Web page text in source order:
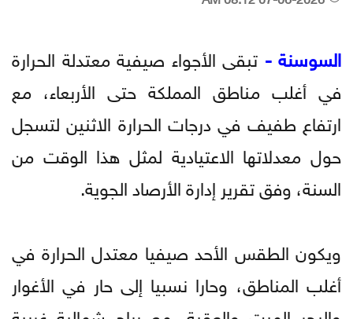
السوسنة - تبقى الأجواء صيفية معتدلة الحرارة
في أغلب مناطق المملكة حتى الأربعاء، مع
ارتفاع طفيف في درجات الحرارة الاثنين لتسجل
حول معدلاتها الاعتيادية لمثل هذا الوقت من
السنة، وفق تقرير إدارة الأرصاد الجوية.
ويكون الطقس الأحد صيفيا معتدل الحرارة في
أغلب المناطق، وحارا نسبيا إلى حار في الأغوار